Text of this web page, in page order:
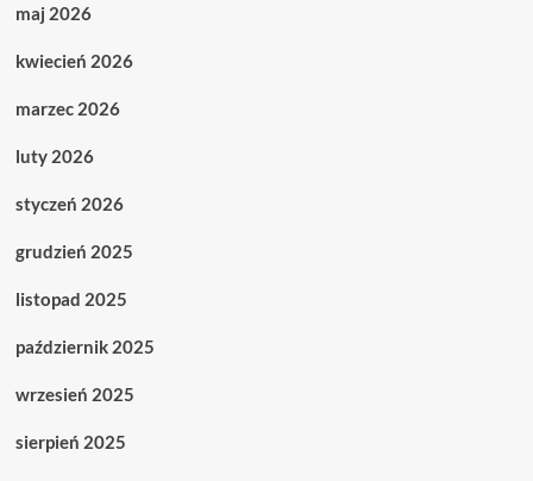
maj 2026
kwiecień 2026
marzec 2026
luty 2026
styczeń 2026
grudzień 2025
listopad 2025
październik 2025
wrzesień 2025
sierpień 2025